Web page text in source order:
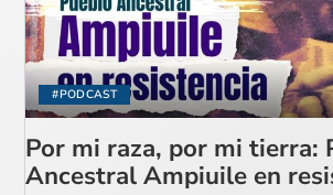
#PODCAST
Por mi raza, por mi tierra:
Ancestral Ampiuile en